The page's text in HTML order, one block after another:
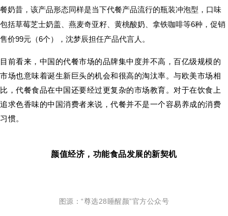
餐奶昔，该产品形态同样是当下代餐产品流行的瓶装冲泡型，口味
包括草莓芝士奶盖、燕麦奇亚籽、黄桃酸奶、拿铁咖啡等6种，促销
售价99元（6个），沈梦辰担任产品代言人。
目前看来，中国的代餐市场的品牌集中度并不高，百亿级规模的
市场也意味着诞生新巨头的机会和很高的淘汰率。与欧美市场相
比，代餐食品在中国还要经过更复杂的市场教育。对于在饮食上
追求色香味的中国消费者来说，代餐并不是一个容易养成的消费
习惯。
颜值经济，功能食品发展的新契机
图源：“尊选28睡醒颜”官方公众号